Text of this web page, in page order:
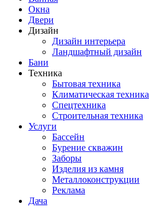
Окна
Двери
Дизайн
Дизайн интерьера
Ландшафтный дизайн
Бани
Техника
Бытовая техника
Климатическая техника
Спецтехника
Строительная техника
Услуги
Бассейн
Бурение скважин
Заборы
Изделия из камня
Металлоконструкции
Реклама
Дача